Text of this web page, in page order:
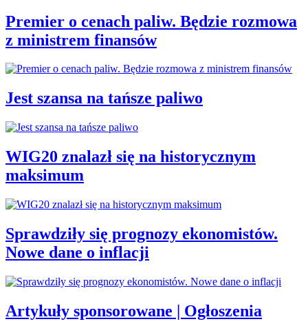
Premier o cenach paliw. Będzie rozmowa
z ministrem finansów
Jest szansa na tańsze paliwo
WIG20 znalazł się na historycznym
maksimum
Sprawdziły się prognozy ekonomistów.
Nowe dane o inflacji
Artykuły sponsorowane | Ogłoszenia